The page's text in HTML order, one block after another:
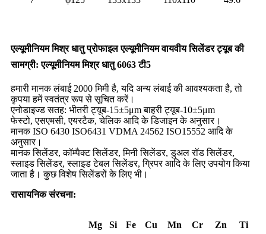
एल्यूमीनियम मिश्र धातु प्रोफाइल एल्यूमीनियम वायवीय सिलेंडर ट्यूब की
सामग्री: एल्यूमीनियम मिश्र धातु 6063 टी5
हमारी मानक लंबाई 2000 मिमी है, यदि अन्य लंबाई की आवश्यकता है, तो
कृपया हमें स्वतंत्र रूप से सूचित करें।
एनोडाइज्ड सतह: भीतरी ट्यूब-15±5μm बाहरी ट्यूब-10±5μm
फेस्टो, एसएमसी, एयरटैक, चेलिक आदि के डिजाइन के अनुसार।
मानक ISO 6430 ISO6431 VDMA 24562 ISO15552 आदि के
अनुसार।
मानक सिलेंडर, कॉम्पैक्ट सिलेंडर, मिनी सिलेंडर, डुअल रॉड सिलेंडर,
स्लाइड सिलेंडर, स्लाइड टेबल सिलेंडर, ग्रिपर आदि के लिए उपयोग किया
जाता है। कुछ विशेष सिलेंडरों के लिए भी।
रासायनिक संरचना:
Mg Si Fe Cu Mn Cr Zn Ti